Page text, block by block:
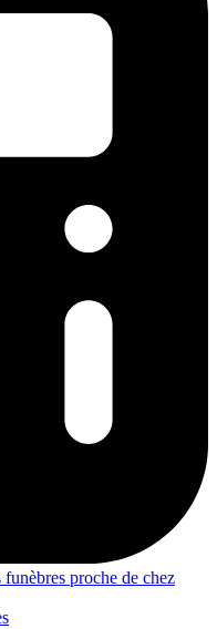
proche de chez